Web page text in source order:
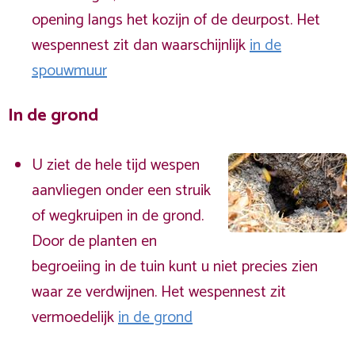
opening langs het kozijn of de deurpost. Het
wespennest zit dan waarschijnlijkin de
spouwmuur
In de grond
U ziet de hele tijd wespen
aanvliegen onder een struik
of wegkruipen in de grond.
Door de planten en
begroeiing in de tuin kunt u niet precies zien
waar ze verdwijnen. Het wespennest zit
vermoedelijkin de grond